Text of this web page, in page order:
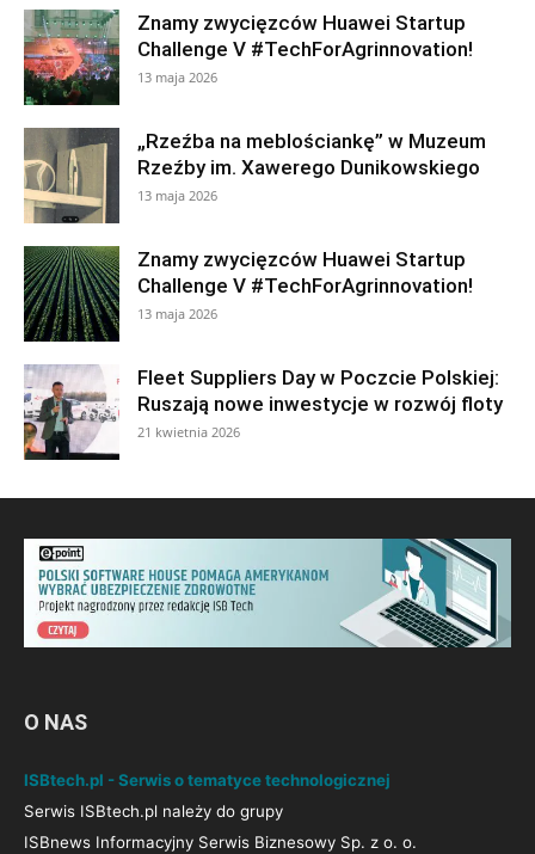
Znamy zwycięzców Huawei Startup
Challenge V #TechForAgrinnovation!
13 maja 2026
„Rzeźba na meblościankę” w Muzeum
Rzeźby im. Xawerego Dunikowskiego
13 maja 2026
Znamy zwycięzców Huawei Startup
Challenge V #TechForAgrinnovation!
13 maja 2026
Fleet Suppliers Day w Poczcie Polskiej:
Ruszają nowe inwestycje w rozwój floty
21 kwietnia 2026
O NAS
ISBtech.pl - Serwis o tematyce technologicznej
Serwis ISBtech.pl należy do grupy
ISBnews Informacyjny Serwis Biznesowy Sp. z o. o.